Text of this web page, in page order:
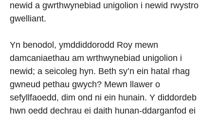
newid a gwrthwynebiad unigolion i newid rwystro
gwelliant.
Yn benodol, ymddiddorodd Roy mewn
damcaniaethau am wrthwynebiad unigolion i
newid; a seicoleg hyn. Beth sy’n ein hatal rhag
gwneud pethau gwych? Mewn llawer o
sefyllfaoedd, dim ond ni ein hunain. Y diddordeb
hwn oedd dechrau ei daith hunan-ddarganfod ei